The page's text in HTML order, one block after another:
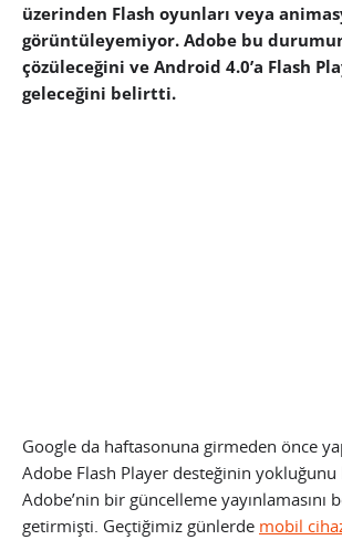
üzerinden Flash oyunları veya
görüntüleyemiyor. Adobe bu
çözüleceğini ve Android 4.0’a Flash
geleceğini belirtti.
Google da haftasonuna girmeden önce
Adobe Flash Player desteğinin
Adobe’nin bir güncelleme yayınlamasını
getirmişti. Geçtiğimiz günlerde mobil